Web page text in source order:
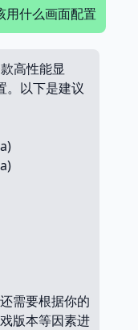
用什么画面配置
高性能显
。以下是建议
需要根据你的
版本等因素进